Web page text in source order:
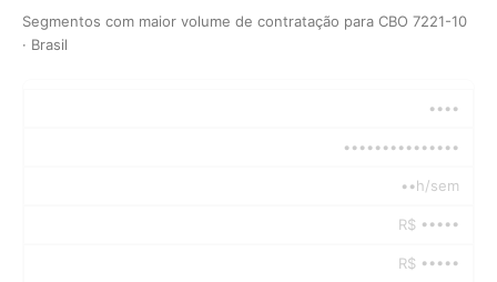
Segmentos com maior volume de contratação para CBO 7221-10
· Brasil
••••
•••••••••••••••
••h/sem
R$ •••••
R$ •••••